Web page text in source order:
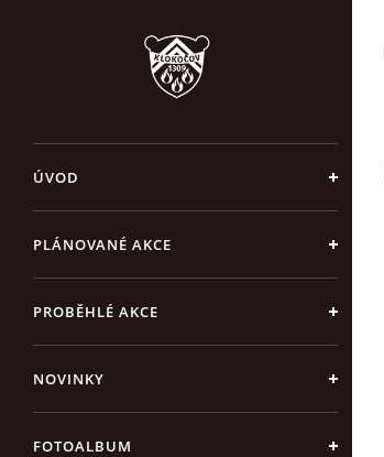
ÚVOD
PLÁNOVANÉ AKCE
PROBĚHLÉ AKCE
NOVINKY
FOTOALBUM